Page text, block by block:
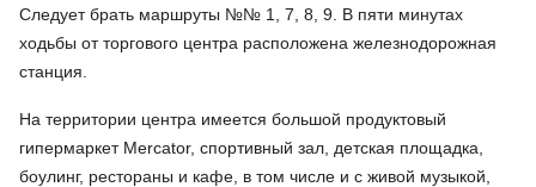
Следует брать маршруты №№ 1, 7, 8, 9. В пяти минутах
ходьбы от торгового центра расположена железнодорожная
станция.
На территории центра имеется большой продуктовый
гипермаркет Mercator, спортивный зал, детская площадка,
боулинг, рестораны и кафе, в том числе и с живой музыкой,